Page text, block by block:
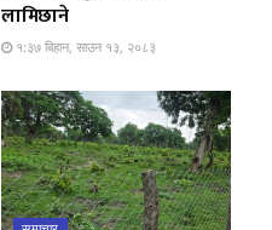
लामिछाने
१:३७ बिहान, साउन १३, २०८३